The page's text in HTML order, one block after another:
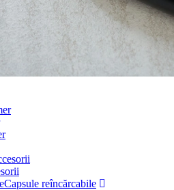
Capsule reîncărcabile